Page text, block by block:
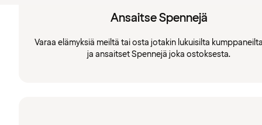
Ansaitse Spennejä
Varaa elämyksiä meiltä tai osta jotakin lukuisilta
ja ansaitset Spennejä joka ostoksesta.